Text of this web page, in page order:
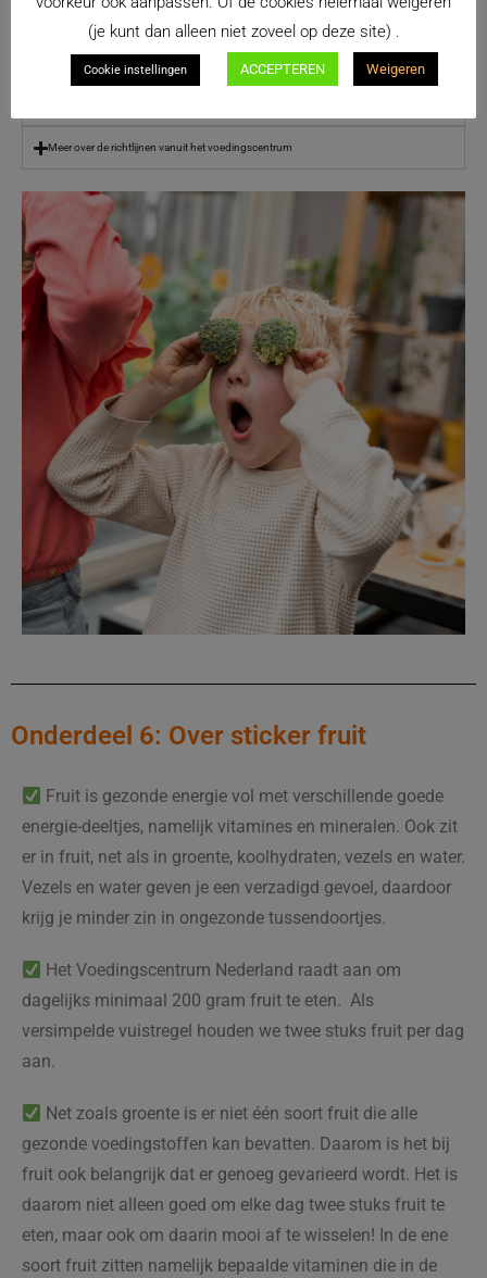
Meer over de richtlijnen vanuit het voedingscentrum
Onderdeel 6: Over sticker fruit
Fruit is gezonde energie vol met verschillende goede
energie-deeltjes, namelijk vitamines en mineralen. Ook zit
er in fruit, net als in groente, koolhydraten, vezels en water.
Vezels en water geven je een verzadigd gevoel, daardoor
krijg je minder zin in ongezonde tussendoortjes.
Het Voedingscentrum Nederland raadt aan om
dagelijks minimaal 200 gram fruit te eten. Als
versimpelde vuistregel houden we twee stuks fruit per dag
aan.
Net zoals groente is er niet één soort fruit die alle
gezonde voedingstoffen kan bevatten. Daarom is het bij
fruit ook belangrijk dat er genoeg gevarieerd wordt. Het is
daarom niet alleen goed om elke dag twee stuks fruit te
eten, maar ook om daarin mooi af te wisselen! In de ene
soort fruit zitten namelijk bepaalde vitaminen die in de
(je kunt dan alleen niet zoveel op deze site) .
Cookie instellingen ACCEPTEREN Weigeren